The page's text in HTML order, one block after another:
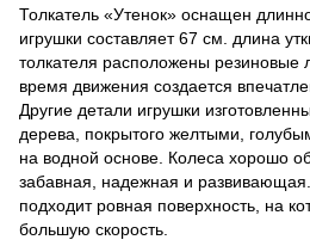
Толкатель «Утенок» оснащен
игрушки составляет 67 см. длина
толкателя расположены резиновые
время движения создается
Другие детали игрушки
дерева, покрытого желтыми,
на водной основе. Колеса хорошо
забавная, надежная и
подходит ровная поверхность, на
большую скорость.